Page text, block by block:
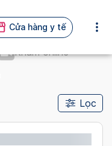
Cửa hàng y tế
Khám online
Lọc